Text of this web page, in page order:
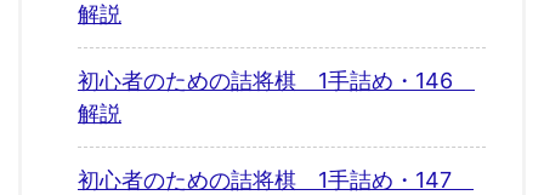
解説
初心者のための詰将棋 1手詰め・146
解説
初心者のための詰将棋 1手詰め・147